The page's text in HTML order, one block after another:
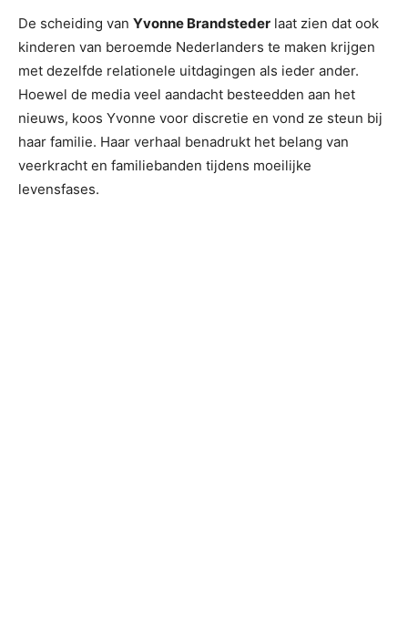
De scheiding van Yvonne Brandsteder laat zien dat ook
kinderen van beroemde Nederlanders te maken krijgen
met dezelfde relationele uitdagingen als ieder ander.
Hoewel de media veel aandacht besteedden aan het
nieuws, koos Yvonne voor discretie en vond ze steun bij
haar familie. Haar verhaal benadrukt het belang van
veerkracht en familiebanden tijdens moeilijke
levensfases.